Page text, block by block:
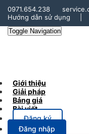
0971.654.238
Hướng dẫn sử dụng
Toggle Navigation
Giới thiệu
Giải pháp
Bảng giá
Bài viết
Đăng ký
Đăng nhập